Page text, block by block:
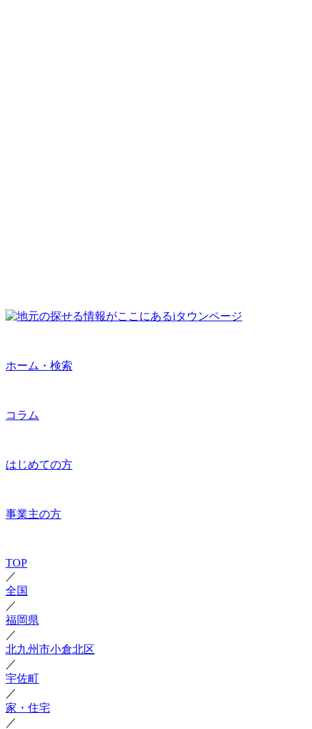
ホーム・検索
コラム
はじめての方
事業主の方
TOP
／
全国
／
福岡県
／
北九州市小倉北区
／
宇佐町
／
家・住宅
／